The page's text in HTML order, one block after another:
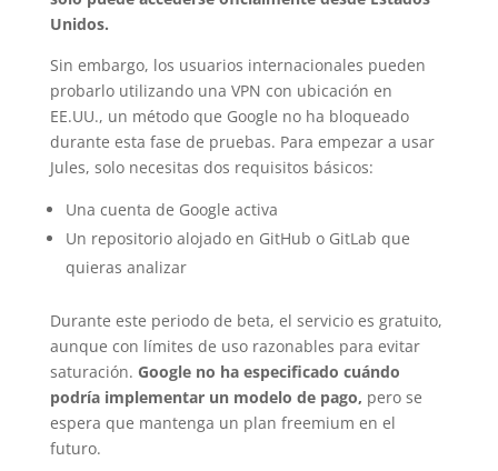
Unidos.
Sin embargo, los usuarios internacionales pueden
probarlo utilizando una VPN con ubicación en
EE.UU., un método que Google no ha bloqueado
durante esta fase de pruebas. Para empezar a usar
Jules, solo necesitas dos requisitos básicos:
Una cuenta de Google activa
Un repositorio alojado en GitHub o GitLab que
quieras analizar
Durante este periodo de beta, el servicio es gratuito,
aunque con límites de uso razonables para evitar
saturación. Google no ha especificado cuándo
podría implementar un modelo de pago, pero se
espera que mantenga un plan freemium en el
futuro.